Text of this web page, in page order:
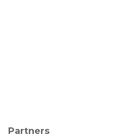
Partners